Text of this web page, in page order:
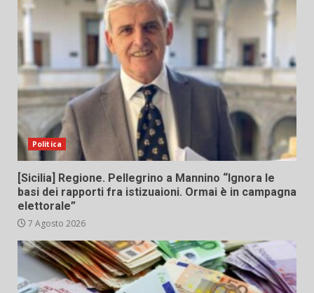
Politica
[Sicilia] Regione. Pellegrino a Mannino “Ignora le
basi dei rapporti fra istizuaioni. Ormai è in campagna
elettorale”
7 Agosto 2026